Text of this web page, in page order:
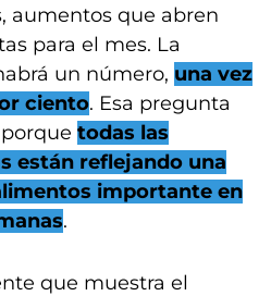
aumentos que abren
para el mes. La
un número, una vez
ciento. Esa pregunta
todas las
están reflejando una
importante en
.
que muestra el